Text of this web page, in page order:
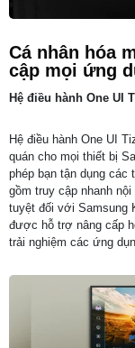
Cá nhân hóa
cập mọi ứng
Hệ điều hành One UI
Hệ điều hành One UI
quán cho mọi thiết bị
phép bạn tận dụng các
gồm truy cập nhanh
tuyệt đối với Samsung
được hỗ trợ nâng cấp
trải nghiệm các ứng